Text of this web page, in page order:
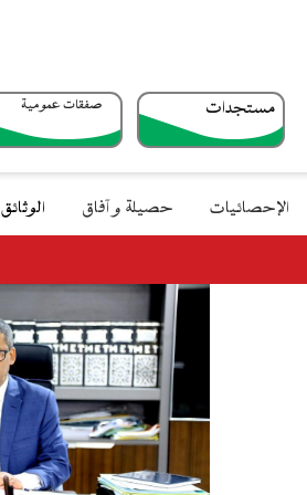
مستجدات صفقات عمومية
الإحصائيات حصيلة و آفاق الوثائق